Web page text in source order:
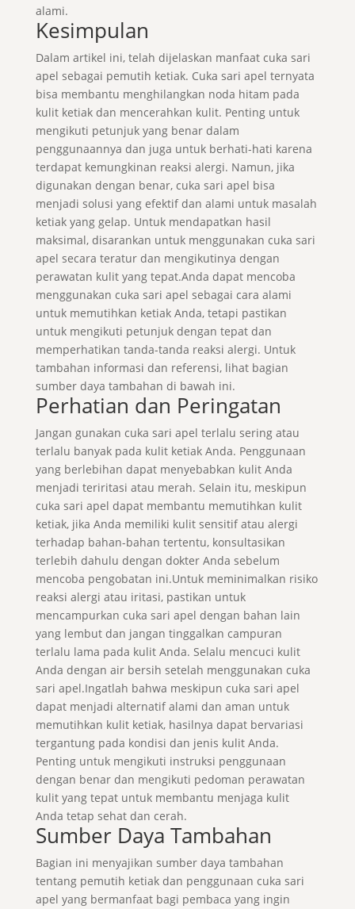
alami.
Kesimpulan
Dalam artikel ini, telah dijelaskan manfaat cuka sari
apel sebagai pemutih ketiak. Cuka sari apel ternyata
bisa membantu menghilangkan noda hitam pada
kulit ketiak dan mencerahkan kulit. Penting untuk
mengikuti petunjuk yang benar dalam
penggunaannya dan juga untuk berhati-hati karena
terdapat kemungkinan reaksi alergi. Namun, jika
digunakan dengan benar, cuka sari apel bisa
menjadi solusi yang efektif dan alami untuk masalah
ketiak yang gelap. Untuk mendapatkan hasil
maksimal, disarankan untuk menggunakan cuka sari
apel secara teratur dan mengikutinya dengan
perawatan kulit yang tepat.Anda dapat mencoba
menggunakan cuka sari apel sebagai cara alami
untuk memutihkan ketiak Anda, tetapi pastikan
untuk mengikuti petunjuk dengan tepat dan
memperhatikan tanda-tanda reaksi alergi. Untuk
tambahan informasi dan referensi, lihat bagian
sumber daya tambahan di bawah ini.
Perhatian dan Peringatan
Jangan gunakan cuka sari apel terlalu sering atau
terlalu banyak pada kulit ketiak Anda. Penggunaan
yang berlebihan dapat menyebabkan kulit Anda
menjadi teriritasi atau merah. Selain itu, meskipun
cuka sari apel dapat membantu memutihkan kulit
ketiak, jika Anda memiliki kulit sensitif atau alergi
terhadap bahan-bahan tertentu, konsultasikan
terlebih dahulu dengan dokter Anda sebelum
mencoba pengobatan ini.Untuk meminimalkan risiko
reaksi alergi atau iritasi, pastikan untuk
mencampurkan cuka sari apel dengan bahan lain
yang lembut dan jangan tinggalkan campuran
terlalu lama pada kulit Anda. Selalu mencuci kulit
Anda dengan air bersih setelah menggunakan cuka
sari apel.Ingatlah bahwa meskipun cuka sari apel
dapat menjadi alternatif alami dan aman untuk
memutihkan kulit ketiak, hasilnya dapat bervariasi
tergantung pada kondisi dan jenis kulit Anda.
Penting untuk mengikuti instruksi penggunaan
dengan benar dan mengikuti pedoman perawatan
kulit yang tepat untuk membantu menjaga kulit
Anda tetap sehat dan cerah.
Sumber Daya Tambahan
Bagian ini menyajikan sumber daya tambahan
tentang pemutih ketiak dan penggunaan cuka sari
apel yang bermanfaat bagi pembaca yang ingin